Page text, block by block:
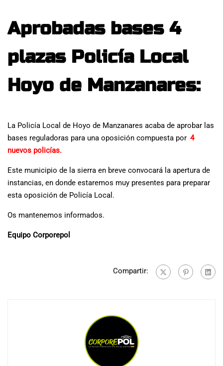
Aprobadas bases 4
plazas Policía Local
Hoyo de Manzanares:
La Policía Local de Hoyo de Manzanares acaba de aprobar las
bases reguladoras para una oposición compuesta por 4
nuevos policías.
Este municipio de la sierra en breve convocará la apertura de
instancias, en donde estaremos muy presentes para preparar
esta oposición de Policía Local.
Os mantenemos informados.
Equipo Corporepol
Compartir: